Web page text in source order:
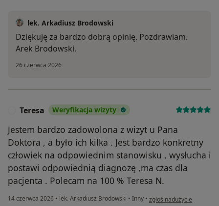
lek. Arkadiusz Brodowski
Dziękuję za bardzo dobrą opinię. Pozdrawiam.
Arek Brodowski.
26 czerwca 2026
Teresa Weryfikacja wizyty
Jestem bardzo zadowolona z wizyt u Pana
Doktora , a było ich kilka . Jest bardzo konkretny
człowiek na odpowiednim stanowisku , wysłucha i
postawi odpowiednią diagnozę ,ma czas dla
pacjenta . Polecam na 100 % Teresa N.
14 czerwca 2026 • lek. Arkadiusz Brodowski • Inny • w opinii użytkownika
zgłoś nadużycie